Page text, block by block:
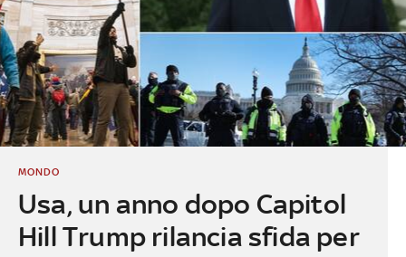
Usa, un anno dopo Capitol
Hill Trump rilancia sfida per
MONDO